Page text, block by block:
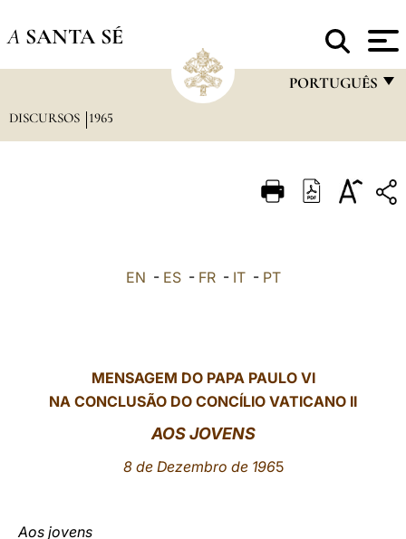
A SANTA SÉ
PORTUGUÊS
ITALIANO
中文
DISCURSOS 1965
EN - ES- FR- IT- PT
MENSAGEM DO PAPA PAULO VI
NA CONCLUSÃO DO CONCÍLIO VATICANO II
AOSJOVENS
8 de Dezembro de 1965
Aos jovens